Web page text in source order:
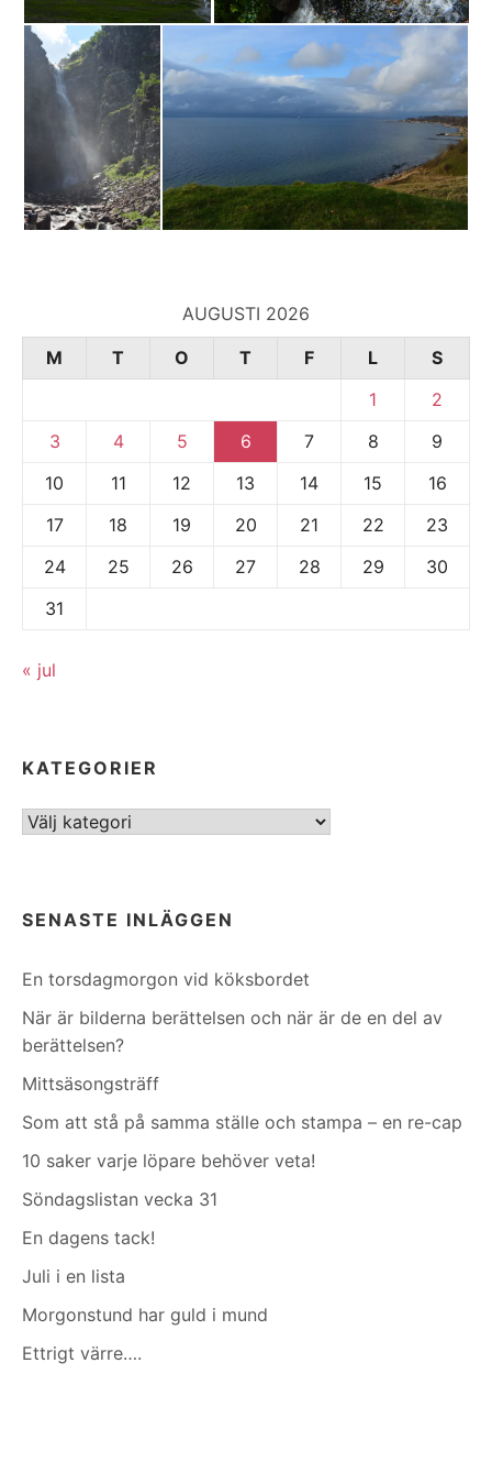
AUGUSTI 2026
M
T O T F L
S
1
2
3
4 5 6 7 8
9
10
11 12 13 14 15
16
17
18 19 20 21 22
23
24
25 26 27 28 29
30
31
« jul
KATEGORIER
Kategorier
SENASTE INLÄGGEN
En torsdagmorgon vid köksbordet
När är bilderna berättelsen och när är de en del av
berättelsen?
Mittsäsongsträff
Som att stå på samma ställe och stampa – en re-cap
10 saker varje löpare behöver veta!
Söndagslistan vecka 31
En dagens tack!
Juli i en lista
Morgonstund har guld i mund
Ettrigt värre….